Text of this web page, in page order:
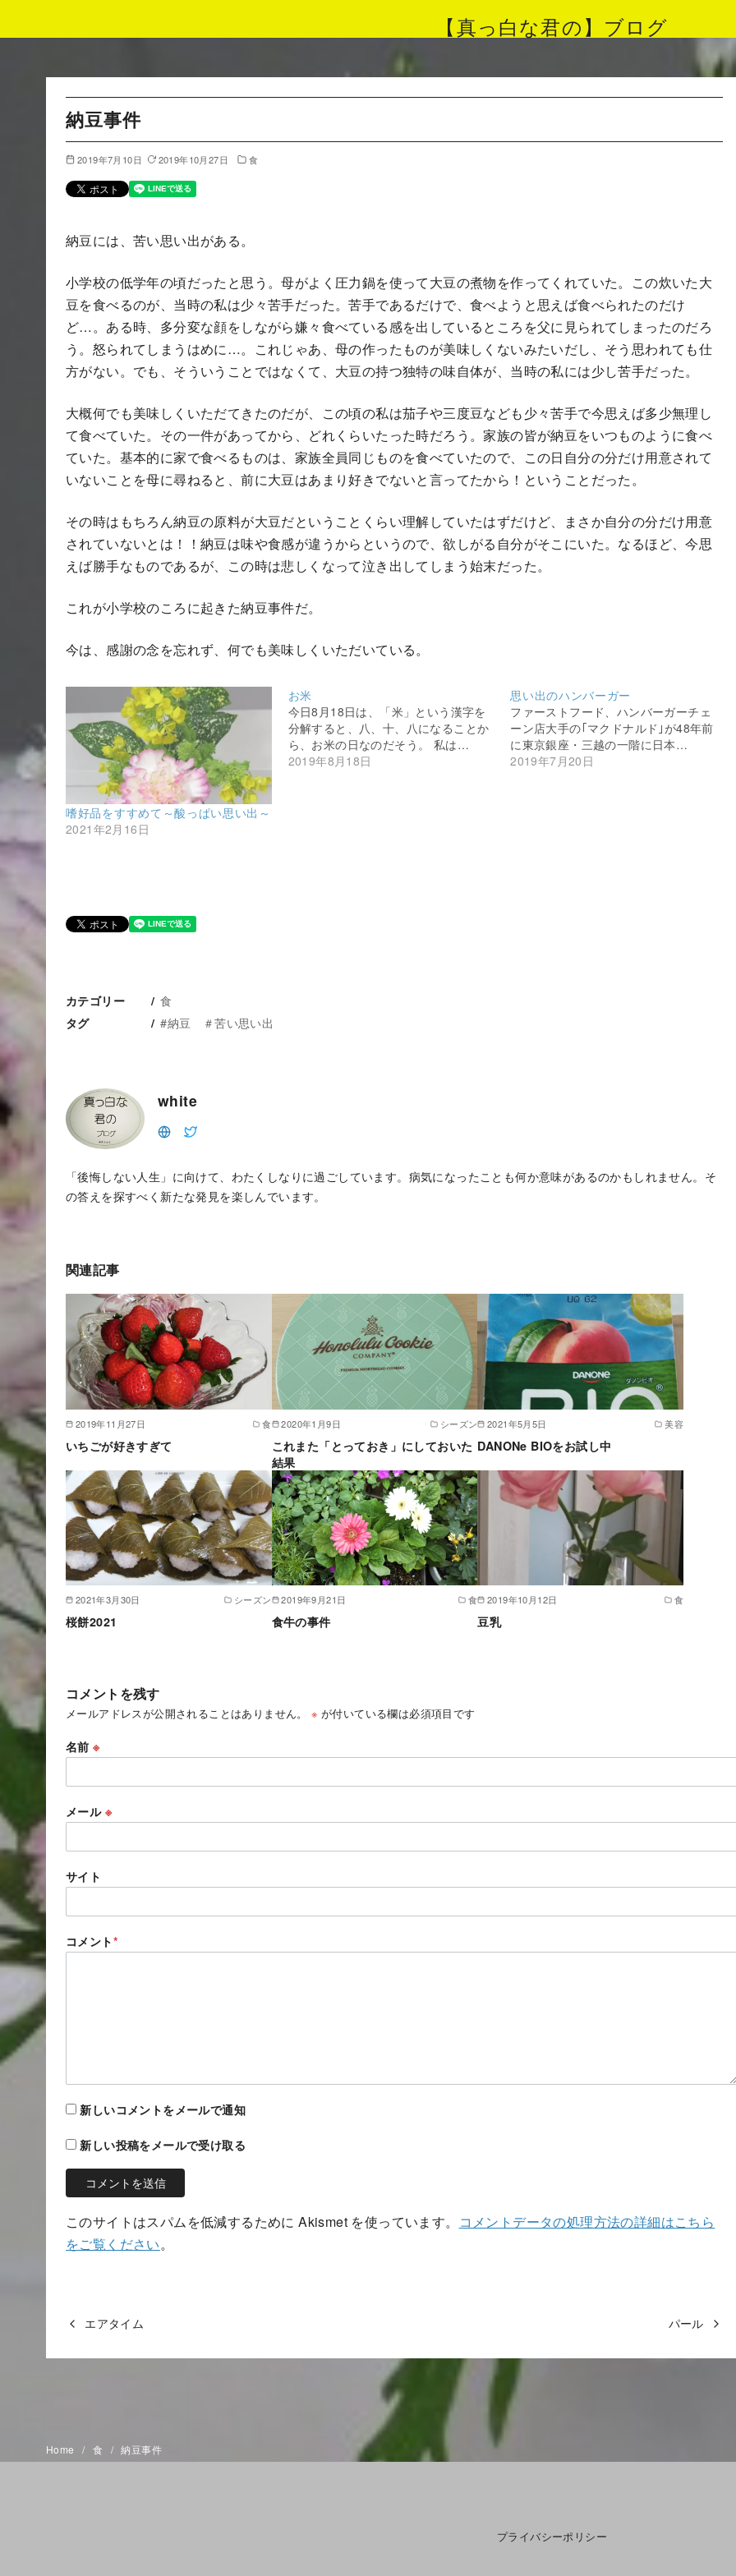
【真っ白な君の】ブログ
納豆事件
2019年7月10日 2019年10月27日 食
納豆には、苦い思い出がある。
小学校の低学年の頃だったと思う。母がよく圧力鍋を使って大豆の煮物を作ってくれていた。この炊いた大
豆を食べるのが、当時の私は少々苦手だった。苦手であるだけで、食べようと思えば食べられたのだけ
ど…。ある時、多分変な顔をしながら嫌々食べている感を出しているところ を父に見られてしまったのだろ
う。 怒られてしまうはめに…。これじゃあ、母の作った ものが美味しくないみたいだし、そう思われても仕
方がない。でも、そういうことではなくて、大豆の持つ独特の味自体が、当時の私には少し苦手だった。
大概何でも美味しくいただてきたのだが、この頃の私は茄子や三度豆なども少々苦手で今思えば多少無理し
て食べていた。 その一件があってから、どれくらいたった時だろう 。家族の皆が納豆をいつものように食べ
ていた。基本的に家で食べるものは、家族全員同じものを食べていたので、この日自分の分だけ用意されて
いないことを母に尋ねると、前に大豆はあまり好きでないと言ってたから！ということだった。
その時はもちろん納豆の原料が大豆だということくらい理解していたはずだけど、まさか自分の分だけ用意
されていないとは！！納豆は味や食感が違うからというので、欲しがる自分がそこにいた。なるほど、今思
えば勝手なものであるが、この時は悲しくなって泣き出してしまう始末だった。
これが小学校のころに起きた納豆事件だ。
今は、感謝の念を忘れず、何でも美味しくいただいている。
嗜好品をすすめて～酸っぱい思い出～
2021年2月16日
お米
今日8月18日は、「米」という漢字を
分解すると、八、十、八になることか
ら、お米の日なのだそう。 私は…
2019年8月18日
思い出のハンバーガー
ファーストフード、ハンバーガーチェ
ーン店大手の｢マクドナルド｣が48年前
に東京銀座・三越の一階に日本…
2019年7月20日
カテゴリー 食
タグ #納豆 ＃苦い思い出
white
「後悔しない人生」に向けて、わたくしなりに過ごしています。病気になったことも何か意味があるのかもしれません。そ
の答えを探すべく新たな発見を楽しんでいます。
関連記事
2019年11月27日 食
いちごが好きすぎて
2020年1月9日 シーズン
これまた「とっておき」にしておいた
結果
2021年5月5日 美容
DANONe BIOをお試し中
2021年3月30日 シーズン
桜餅2021
2019年9月21日 食
食牛の事件
2019年10月12日 食
豆乳
コメントを残す
メールアドレスが公開されることはありません。 ※ が付いている欄は必須項目です
名前※
メール ※
サイト
コメント*
新しいコメントをメールで通知
新しい投稿をメールで受け取る
このサイトはスパムを低減するために Akismet を使っています。
コメントデータの処理方法の詳細はこちら
をご覧ください。
エアタイム パール
Home 食 納豆事件
プライバシーポリシー